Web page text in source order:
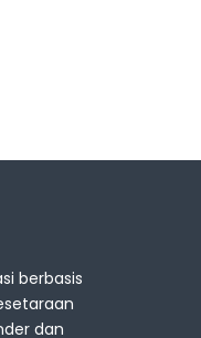
berbasis
dan